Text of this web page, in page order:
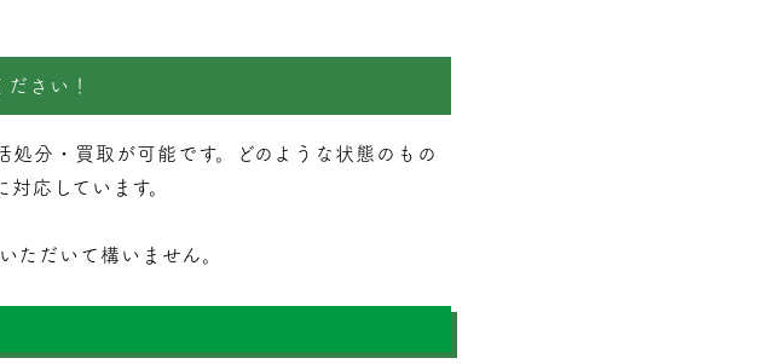
さい！
処分・ 買取 が可能です。どのような状態のもの
応しています。
ただいて構いません。